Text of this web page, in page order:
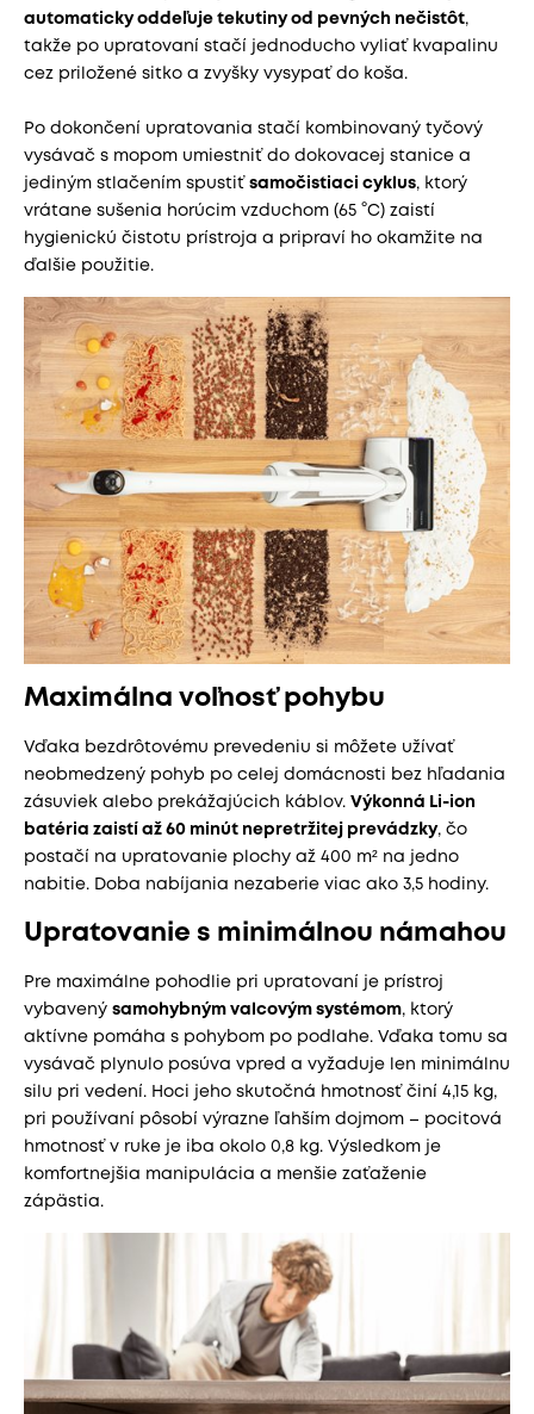
automaticky oddeľuje tekutiny od pevných nečistôt,
takže po upratovaní stačí jednoducho vyliať kvapalinu
cez priložené sitko a zvyšky vysypať do koša.
Po dokončení upratovania stačí kombinovaný tyčový
vysávač s mopom umiestniť do dokovacej stanice a
jediným stlačením spustiť samočistiaci cyklus, ktorý
vrátane sušenia horúcim vzduchom (65 °C) zaistí
hygienickú čistotu prístroja a pripraví ho okamžite na
ďalšie použitie.
Maximálna voľnosť pohybu
Vďaka bezdrôtovému prevedeniu si môžete užívať
neobmedzený pohyb po celej domácnosti bez hľadania
zásuviek alebo prekážajúcich káblov. Výkonná Li-ion
batéria zaistí až 60 minút nepretržitej prevádzky, čo
postačí na upratovanie plochy až 400 m² na jedno
nabitie. Doba nabíjania nezaberie viac ako 3,5 hodiny.
Upratovanie s minimálnou námahou
Pre maximálne pohodlie pri upratovaní je prístroj
vybavený samohybným valcovým systémom, ktorý
aktívne pomáha s pohybom po podlahe. Vďaka tomu sa
vysávač plynulo posúva vpred a vyžaduje len minimálnu
silu pri vedení. Hoci jeho skutočná hmotnosť činí 4,15 kg,
pri používaní pôsobí výrazne ľahším dojmom – pocitová
hmotnosť v ruke je iba okolo 0,8 kg. Výsledkom je
komfortnejšia manipulácia a menšie zaťaženie
zápästia.